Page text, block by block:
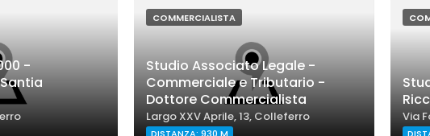
-
COMMERCIALISTA
Studio Associato Legale -
Commerciale e Tributario -
Dottore Commercialista
Largo XXV Aprile, 13, Colleferro Via